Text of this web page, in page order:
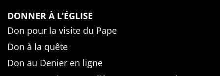
DONNER À L’ÉGLISE
Don pour la visite du Pape
Don à la quête
Don au Denier en ligne